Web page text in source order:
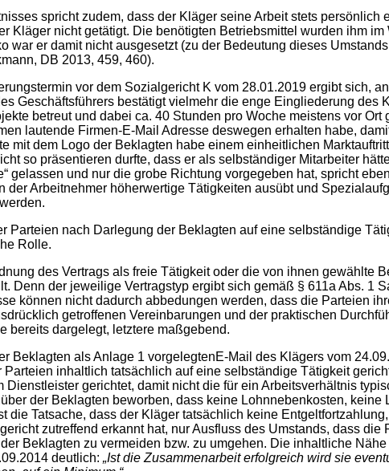
zudem, dass der Kläger seine Arbeit stets persönlich
Kläger nicht getätigt. Die benötigten Betriebsmittel wurden ihm
war er damit nicht ausgesetzt (zu der Bedeutung dieses
DB 2013, 459, 460).
vor dem Sozialgericht K vom 28.01.2019 ergibt sich,
Geschäftsführers bestätigt vielmehr die enge Eingliederung
betreut und dabei ca. 40 Stunden pro Woche meistens vor
lautende Firmen-E-Mail Adresse deswegen erhalten habe,
mit dem Logo der Beklagten habe einem einheitlichen
so präsentieren durfte, dass er als selbständiger Mitarbeiter
gelassen und nur die grobe Richtung vorgegeben hat, spricht
Arbeitnehmer höherwertige Tätigkeiten ausübt und
Darlegung der Beklagten auf eine selbständige
Rolle.
als freie Tätigkeit oder die von ihnen gewählte
Denn der jeweilige Vertragstyp ergibt sich gemäß § 611a Abs. 1
können nicht dadurch abbedungen werden, dass die Parteien
getroffenen Vereinbarungen und der praktischen
bereits dargelegt, letztere maßgebend.
als Anlage 1 vorgelegtenE-Mail des Klägers vom
inhaltlich tatsächlich auf eine selbständige Tätigkeit
gerichtet, damit nicht die für ein Arbeitsverhältnis
der Beklagten beworben, dass keine Lohnnebenkosten,
Tatsache, dass der Kläger tatsächlich keine
zutreffend erkannt hat, nur Ausfluss des Umstands, dass
Beklagten zu vermeiden bzw. zu umgehen. Die inhaltliche
deutlich: „Ist die Zusammenarbeit erfolgreich wird sie